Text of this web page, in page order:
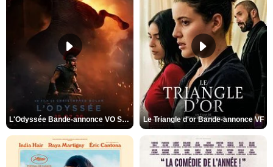
L'Odyssée Bande-annonce VO STFR Le Triangle d'or Bande-annonce VF